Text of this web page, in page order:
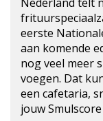
eerste
aan komende
nog veel meer
voegen. Dat
een cafetaria,
jouw